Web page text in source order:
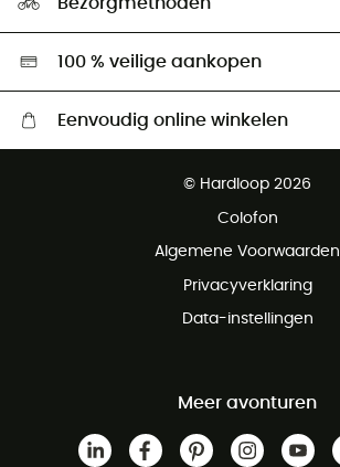
Hardgreen
Bezorgmethoden
100 % veilige aankopen
Eenvoudig online winkelen
Gratis retourneren binnen 100 dagen
© Hardloop 2026
Colofon
Algemene Voorwaarden
Privacyverklaring
Data-instellingen
Meer avonturen